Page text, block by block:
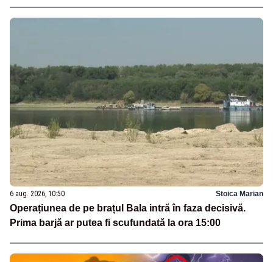
6 aug. 2026, 10:50 Stoica Marian
Operațiunea de pe brațul Bala intră în faza decisivă.
Prima barjă ar putea fi scufundată la ora 15:00